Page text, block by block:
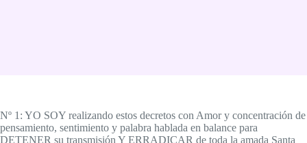
Nº 1: YO SOY realizando estos decretos con Amor y concentración de
pensamiento, sentimiento y palabra hablada en balance para
DETENER su transmisión Y ERRADICAR de toda la amada Santa